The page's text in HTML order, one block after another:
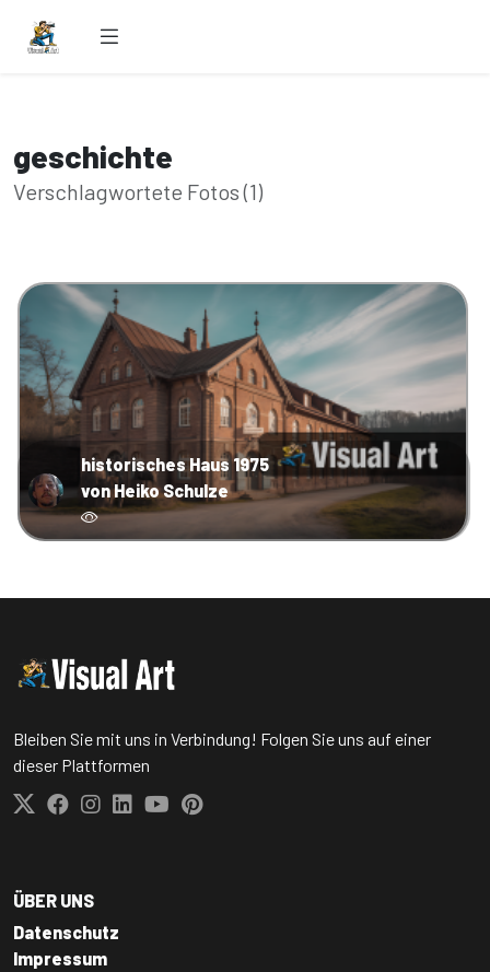
geschichte
Verschlagwortete Fotos (1)
historisches Haus 1975
von Heiko Schulze
Bleiben Sie mit uns in Verbindung! Folgen Sie uns auf einer
dieser Plattformen
ÜBER UNS
Datenschutz
Impressum